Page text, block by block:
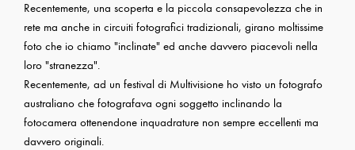
Recentemente, una scoperta e la piccola consapevolezza che in
rete ma anche in circuiti fotografici tradizionali, girano moltissime
foto che io chiamo "inclinate" ed anche davvero piacevoli nella
loro "stranezza".
Recentemente, ad un festival di Multivisione ho visto un fotografo
australiano che fotografava ogni soggetto inclinando la
fotocamera ottenendone inquadrature non sempre eccellenti ma
davvero originali.